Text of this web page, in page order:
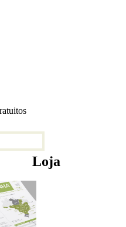
Loja